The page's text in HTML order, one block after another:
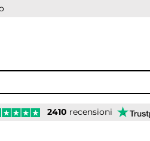
2410 recensioni